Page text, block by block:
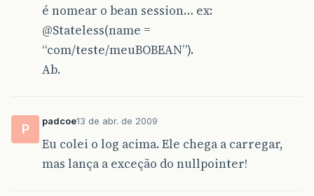
é nomear o bean session… ex:
@Stateless(name =
“com/teste/meuBOBEAN”).
Ab.
P
padcoe13 de abr. de 2009
Eu colei o log acima. Ele chega a carregar,
mas lança a exceção do nullpointer!